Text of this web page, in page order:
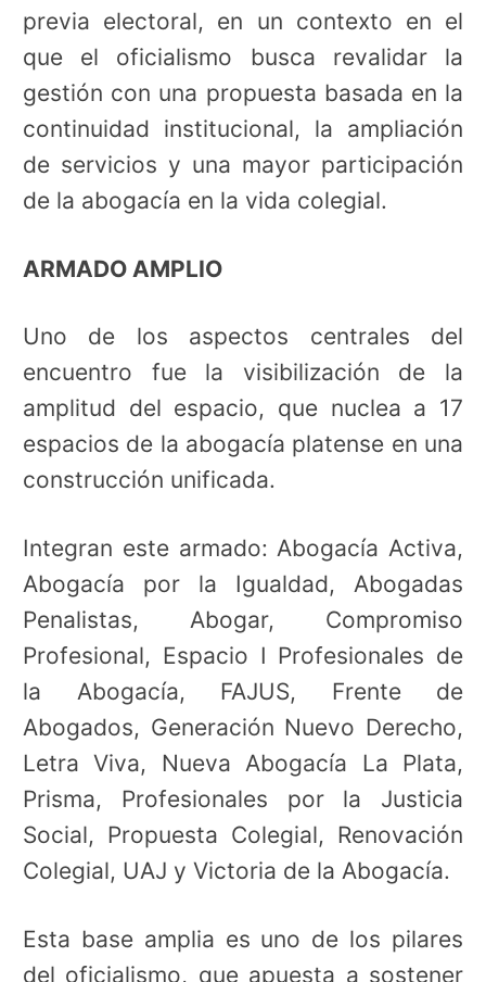
previa electoral, en un contexto en el
que el oficialismo busca revalidar la
gestión con una propuesta basada en la
continuidad institucional, la ampliación
de servicios y una mayor participación
de la abogacía en la vida colegial.
ARMADO AMPLIO
Uno de los aspectos centrales del
encuentro fue la visibilización de la
amplitud del espacio, que nuclea a 17
espacios de la abogacía platense en una
construcción unificada.
Integran este armado: Abogacía Activa,
Abogacía por la Igualdad, Abogadas
Penalistas, Abogar, Compromiso
Profesional, Espacio I Profesionales de
la Abogacía, FAJUS, Frente de
Abogados, Generación Nuevo Derecho,
Letra Viva, Nueva Abogacía La Plata,
Prisma, Profesionales por la Justicia
Social, Propuesta Colegial, Renovación
Colegial, UAJ y Victoria de la Abogacía.
Esta base amplia es uno de los pilares
del oficialismo, que apuesta a sostener